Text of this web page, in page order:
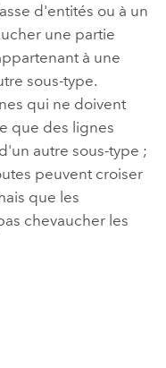
d'entités ou à un
une partie
à une
sous-type.
qui ne doivent
que des lignes
autre sous-type ;
peuvent croiser
que les
chevaucher les